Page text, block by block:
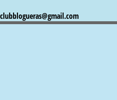
clubblogueras@gmail.com